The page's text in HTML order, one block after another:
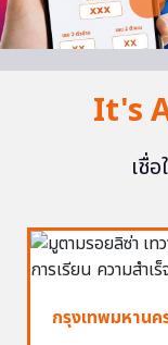
It's
เชื่
กรุงเทพมหานค